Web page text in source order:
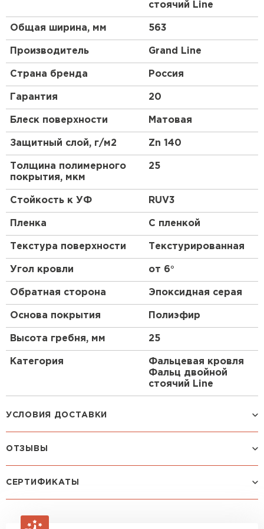
При монтаже кровельных картин длиной более
8 м необходимо использовать «подвижные»
кляммеры.
Особенности
Двойной фальц отличается повышенной
надежностью и герметичностью.
В отличие от одинарного замка, при выполнении
двойного фальца происходит не просто
зацепление краев картин друг за друга, а еще и
Такой замок практически не подвержен
капиллярному эффекту, что позволяет избежать
протечек и повреждения материала.
стоячий Line
Общая ширина, мм 563
Производитель Grand Line
Страна бренда Россия
Гарантия 20
Блеск поверхности Матовая
Защитный слой, г/м2 Zn 140
Толщина полимерного
покрытия, мкм
25
Стойкость к УФ RUV3
Пленка С пленкой
Текстура поверхности Текстурированная
Угол кровли от 6°
Обратная сторона Эпоксидная серая
Основа покрытия Полиэфир
Высота гребня, мм 25
Категория
Фальцевая кровля
Фальц двойной
стоячий Line
УСЛОВИЯ ДОСТАВКИ
Машина до 1,5 тн до 18 м3
макс. длина груза 6 м
ОТЗЫВЫ
Посмотреть все отзывы
ОСТАВИТЬ ОТЗЫВ
Зайцев
СЕРТИФИКАТЫ
ПЕРЕЙТИ
Рулонная кровля